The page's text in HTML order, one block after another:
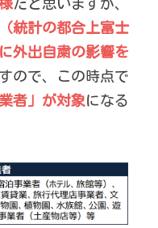
だと思いますが、
統計の都合上富士
外出自粛の影響を
ので、この時点で
者」が対象になる